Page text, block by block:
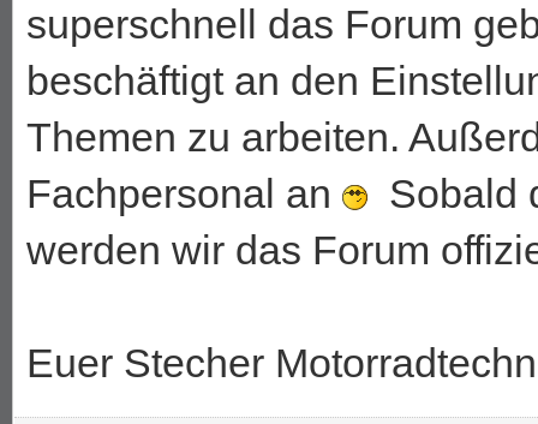
superschnell das Forum
beschäftigt an den
Themen zu arbeiten.
Fachpersonal an
Sobald
werden wir das Forum
Euer Stecher